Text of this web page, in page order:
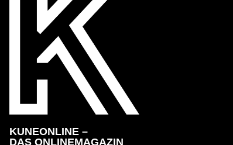
KUNEONLINE –
DAS ONLINEMAGAZIN